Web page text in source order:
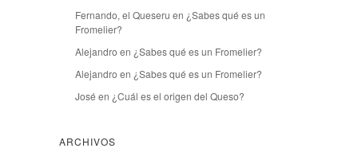
Fernando, el Queseru en ¿Sabes qué es un
Fromelier?
Alejandro en ¿Sabes qué es un Fromelier?
Alejandro en ¿Sabes qué es un Fromelier?
José en ¿Cuál es el origen del Queso?
ARCHIVOS